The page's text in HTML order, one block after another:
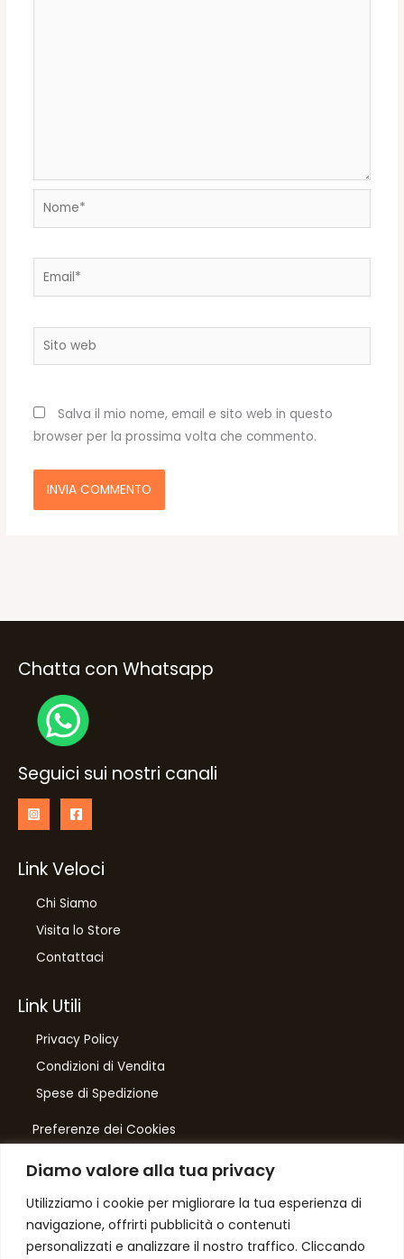
Diamo valore alla tua privacy
Utilizziamo i cookie per migliorare la tua esperienza di
navigazione, offrirti pubblicità o contenuti
personalizzati e analizzare il nostro traffico. Cliccando
Nome*
Email*
Sito
web
Salva il mio nome, email e sito web in questo
browser per la prossima volta che commento.
Chatta con Whatsapp
Seguici sui nostri canali
Link Veloci
Chi Siamo
Visita lo Store
Contattaci
Link Utili
Privacy Policy
Condizioni di Vendita
Spese di Spedizione
Preferenze dei Cookies
Number One
di Domenico Toccacieli
Via G. Mazzini 5/C
61033 FERMIGNANO PU